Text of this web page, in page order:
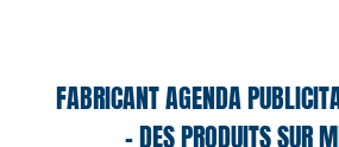
FABRICANT AGENDA
– DES PRODUITS SUR